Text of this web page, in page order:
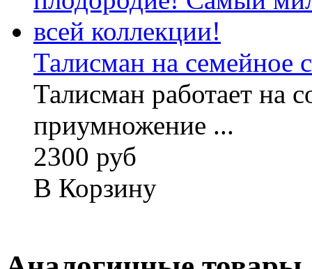
Талисман на семейное
Талисман работает на
приумножение ...
2300 руб
В Корзину